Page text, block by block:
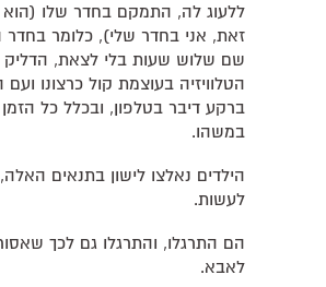
ללעוג לה, התמקם בחדר שלו (הוא
זאת, אני בחדר שלי), כלומר בחדר
שם שלוש שעות בלי לצאת,
הטלוויזיה בעוצמת קול כרצונו
ברקע דיבר בטלפון, ובכלל כל
במשהו.
הילדים נאלצו לישון בתנאים
לעשות.
הם התרגלו, והתרגלו גם לכך
לאבא.